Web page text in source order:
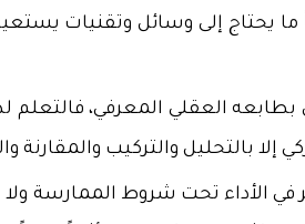
ما يحتاج إلى وسائل وتقنيات
بطابعه العقلي المعرفي،
بالتحليل والتركيب والمقارنة
في الأداء تحت شروط الممارسة